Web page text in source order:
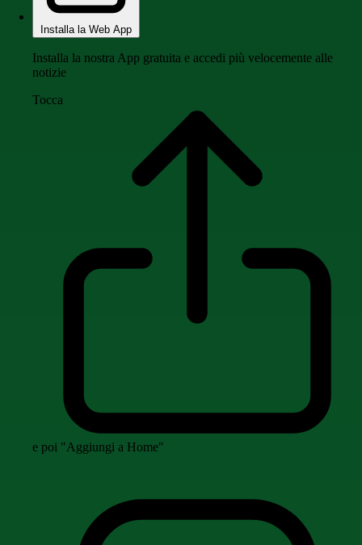
Installa la Web App
Installa la nostra App gratuita e accedi più velocemente alle
notizie
Tocca
e poi "Aggiungi a Home"